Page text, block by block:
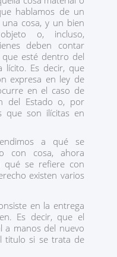
hablamos de un
cosa, y un bien
o, incluso,
deben contar
esté dentro del
lícito. Es decir, que
expresa en ley de
en el caso de
del Estado o, por
que son ilícitas en
a qué se
con cosa, ahora
qué se refiere con
existen varios
en la entrega
Es decir, que el
a manos del nuevo
titulo si se trata de